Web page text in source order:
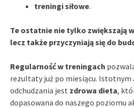
treningi siłowe.
Te ostatnie nie tylko zwiększają
lecz także przyczyniają się do
Regularność w treningach
rezultaty już po miesiącu.
odchudzania jest zdrowa dieta,
dopasowana do naszego poziomu